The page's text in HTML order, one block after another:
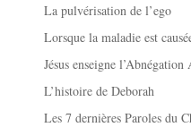
La pulvérisation de l’ego
Lorsque la maladie est
Jésus enseigne l’Abnégation
L’histoire de Deborah
Les 7 dernières Paroles du